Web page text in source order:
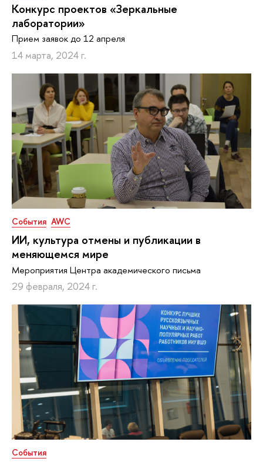
Конкурс проектов «Зеркальные
лаборатории»
Прием заявок до 12 апреля
14 марта, 2024 г.
События AWC
ИИ, культура отмены и публикации в
меняющемся мире
Мероприятия Центра академического письма
29 февраля, 2024 г.
События